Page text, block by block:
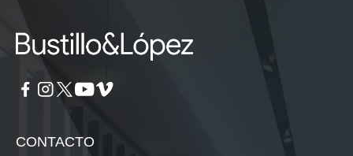
CONTACTO